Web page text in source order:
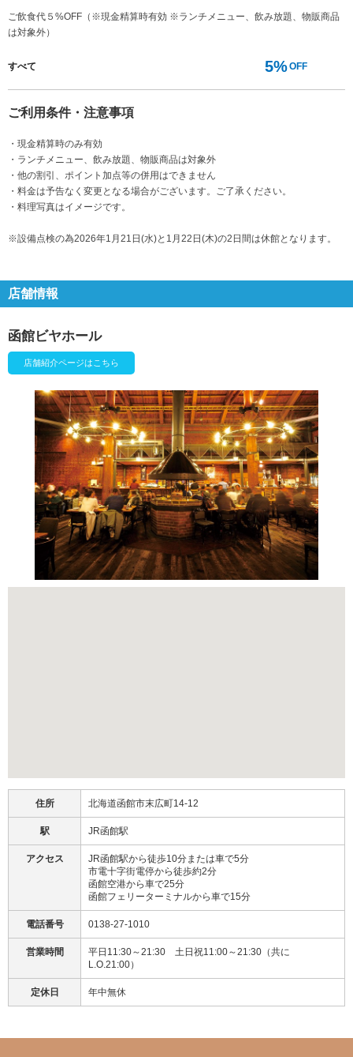
ご飲食代５%OFF（※現金精算時有効 ※ランチメニュー、飲み放題、物販商品
は対象外）
すべて 5%OFF
ご利用条件・注意事項
・現金精算時のみ有効
・ランチメニュー、飲み放題、物販商品は対象外
・他の割引、ポイント加点等の併用はできません
・料金は予告なく変更となる場合がございます。ご了承ください。
・料理写真はイメージです。
※設備点検の為2026年1月21日(水)と1月22日(木)の2日間は休館となります。
店舗情報
函館ビヤホール
店舗紹介ページはこちら
住所 北海道函館市末広町14-12
駅 JR函館駅
アクセス
JR函館駅から徒歩10分または車で5分
市電十字街電停から徒歩約2分
函館空港から車で25分
函館フェリーターミナルから車で15分
電話番号 0138-27-1010
営業時間
平日11:30～21:30 土日祝11:00～21:30（共に
L.O.21:00）
定休日 年中無休